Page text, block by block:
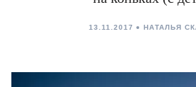
13.11.2017 НАТАЛЬЯ